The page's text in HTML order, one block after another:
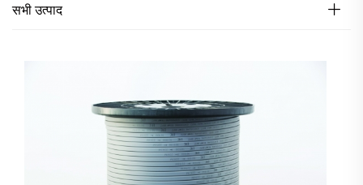
सभी उत्पाद